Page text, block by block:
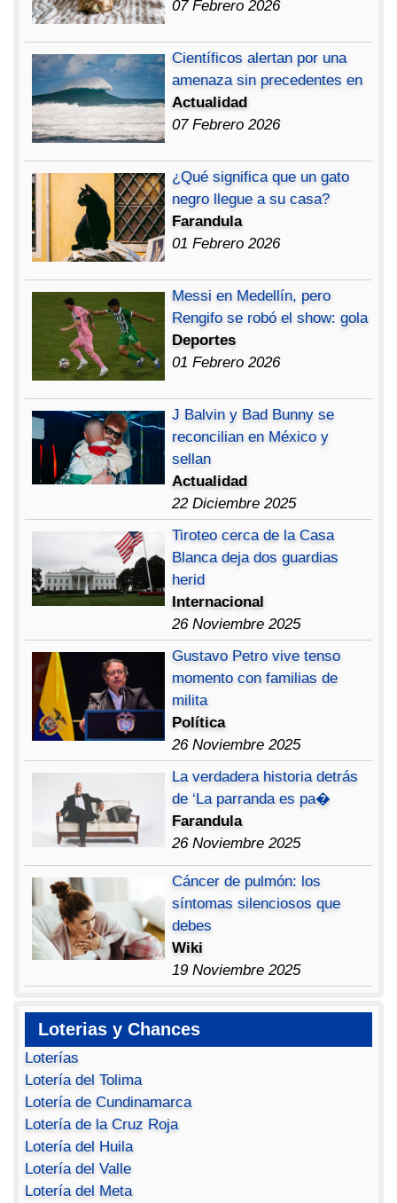
07 Febrero 2026
Científicos alertan por una
amenaza sin precedentes en
Actualidad
07 Febrero 2026
¿Qué significa que un gato
negro llegue a su casa?
Farandula
01 Febrero 2026
Messi en Medellín, pero
Rengifo se robó el show: gola
Deportes
01 Febrero 2026
J Balvin y Bad Bunny se
reconcilian en México y
sellan
Actualidad
22 Diciembre 2025
Tiroteo cerca de la Casa
Blanca deja dos guardias
herid
Internacional
26 Noviembre 2025
Gustavo Petro vive tenso
momento con familias de
milita
Política
26 Noviembre 2025
La verdadera historia detrás
de ‘La parranda es pa�
Farandula
26 Noviembre 2025
Cáncer de pulmón: los
síntomas silenciosos que
debes
Wiki
19 Noviembre 2025
Loterias y Chances
Loterías
Lotería del Tolima
Lotería de Cundinamarca
Lotería de la Cruz Roja
Lotería del Huila
Lotería del Valle
Lotería del Meta